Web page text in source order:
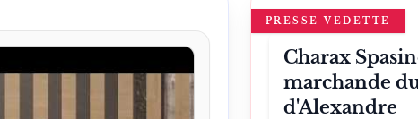
PRESSE VEDETTE
Charax
marchande
d'Alexandre